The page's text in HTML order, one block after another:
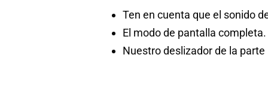
Ten en cuenta que el sonido
El modo de pantalla
Nuestro deslizador de la